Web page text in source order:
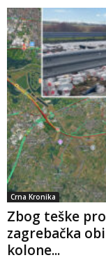
Crna Kronika
Zbog teške
zagrebačka
kolone...